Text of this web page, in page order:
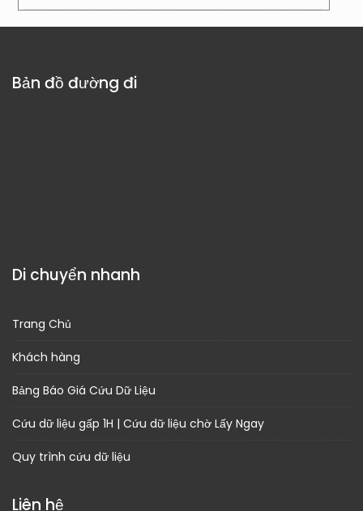
Bản đồ đường đi
Di chuyển nhanh
Trang Chủ
Khách hàng
Bảng Báo Giá Cứu Dữ Liệu
Cứu dữ liệu gấp 1H | Cứu dữ liệu chờ Lấy Ngay
Quy trình cứu dữ liệu
Liên hệ